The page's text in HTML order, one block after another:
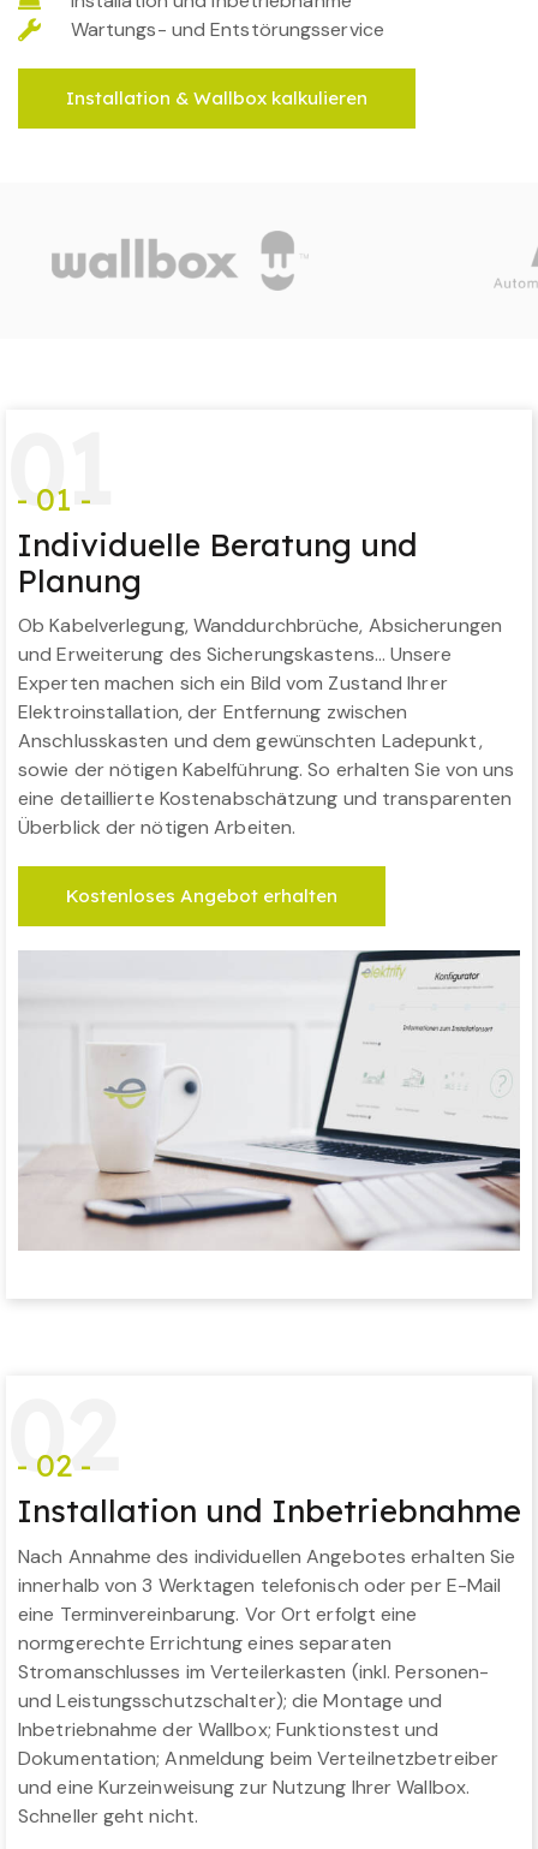
Wartungs- und Entstörungsservice
Installation & Wallbox kalkulieren
01
- 01 -
Individuelle Beratung und
Planung
Ob Kabelverlegung, Wanddurchbrüche, Absicherungen
und Erweiterung des Sicherungskastens… Unsere
Experten machen sich ein Bild vom Zustand Ihrer
Elektroinstallation, der Entfernung zwischen
Anschlusskasten und dem gewünschten Ladepunkt,
sowie der nötigen Kabelführung. So erhalten Sie von uns
eine detaillierte Kostenabschätzung und transparenten
Überblick der nötigen Arbeiten.
Kostenloses Angebot erhalten
02
- 02 -
Installation und Inbetriebnahme
Nach Annahme des individuellen Angebotes erhalten Sie
innerhalb von 3 Werktagen telefonisch oder per E-Mail
eine Terminvereinbarung. Vor Ort erfolgt eine
normgerechte Errichtung eines separaten
Stromanschlusses im Verteilerkasten (inkl. Personen-
und Leistungsschutzschalter); die Montage und
Inbetriebnahme der Wallbox; Funktionstest und
Dokumentation; Anmeldung beim Verteilnetzbetreiber
und eine Kurzeinweisung zur Nutzung Ihrer Wallbox.
Schneller geht nicht.